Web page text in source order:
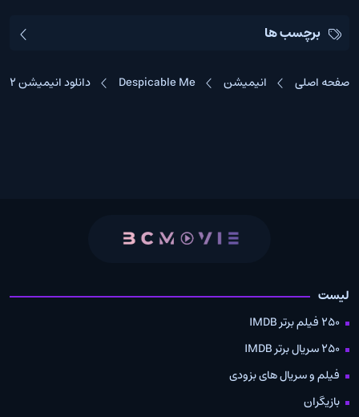
برچسب ها
صفحه اصلی انیمیشن Despicable Me دانلود انیمیشن Despicable Me 2 با دوبله فارسی
لیست
250 فیلم برتر IMDB
250 سریال برتر IMDB
فیلم و سریال های بزودی
بازیگران